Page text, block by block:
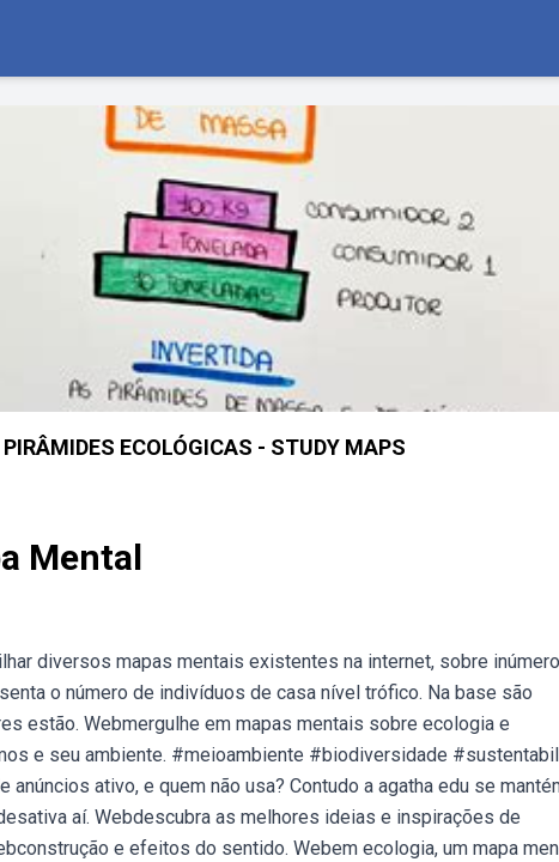
ECOLÓGICAS - STUDY MAPS
Mental
diversos mapas mentais existentes na internet, sobre
o número de indivíduos de casa nível trófico. Na base são
estão. Webmergulhe em mapas mentais sobre ecologia e
e seu ambiente. #meioambiente #biodiversidade
ativo, e quem não usa? Contudo a agatha edu se
aí. Webdescubra as melhores ideias e inspirações de
e efeitos do sentido. Webem ecologia, um mapa